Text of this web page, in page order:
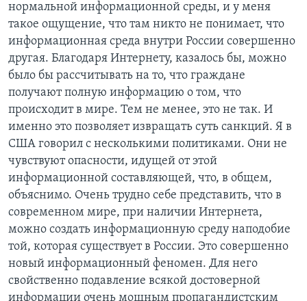
нормальной информационной среды, и у меня
такое ощущение, что там никто не понимает, что
информационная среда внутри России совершенно
другая. Благодаря Интернету, казалось бы, можно
было бы рассчитывать на то, что граждане
получают полную информацию о том, что
происходит в мире. Тем не менее, это не так. И
именно это позволяет извращать суть санкций. Я в
США говорил с несколькими политиками. Они не
чувствуют опасности, идущей от этой
информационной составляющей, что, в общем,
объяснимо. Очень трудно себе представить, что в
современном мире, при наличии Интернета,
можно создать информационную среду наподобие
той, которая существует в России. Это совершенно
новый информационный феномен. Для него
свойственно подавление всякой достоверной
информации очень мощным пропагандистским